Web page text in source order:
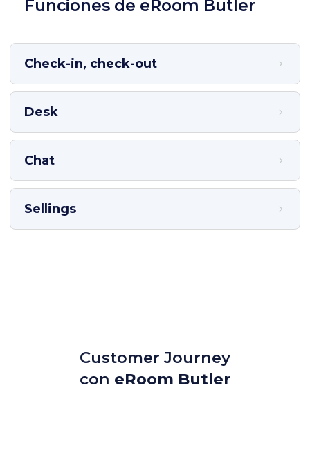
Funciones de eRoom Butler
Check-in, check-out
Desk
Chat
Sellings
Customer Journey
con eRoom Butler